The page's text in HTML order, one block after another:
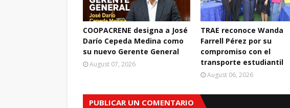
COOPACRENE designa a José
Darío Cepeda Medina como
su nuevo Gerente General
August 07, 2026
TRAE reconoce Wanda
Farrell Pérez por su
compromiso con el
transporte estudiantil
August 06, 2026
PUBLICAR UN COMENTARIO